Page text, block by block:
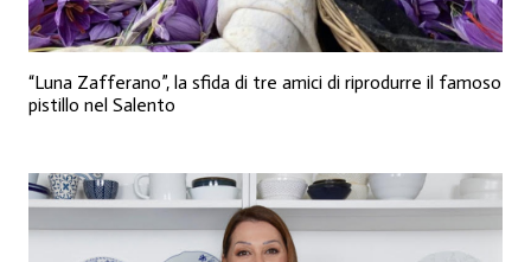
“Luna Zafferano”, la sfida di tre amici di riprodurre il famoso
pistillo nel Salento